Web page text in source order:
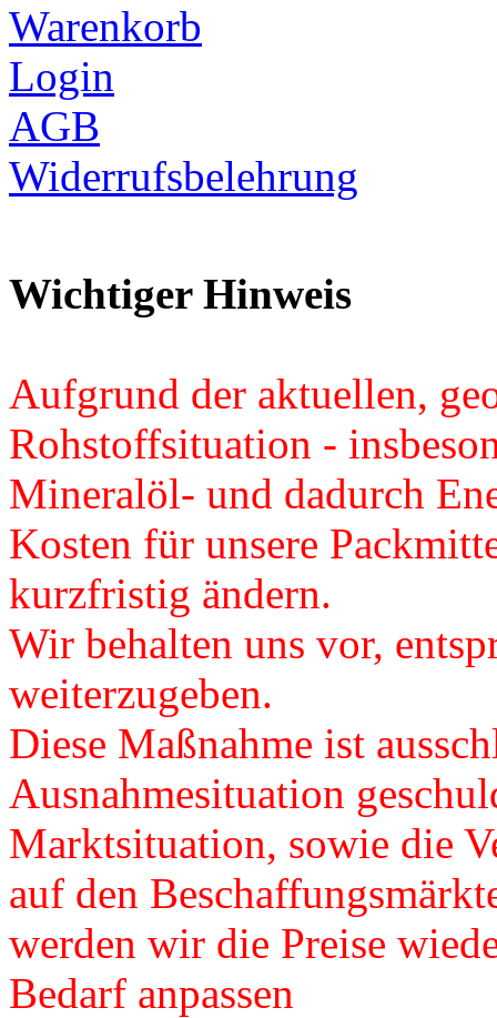
Warenkorb
Login
AGB
Widerrufsbelehrung
Wichtiger Hinweis
Aufgrund der aktuellen,
Rohstoffsituation -
Mineralöl- und dadurch
Kosten für unsere
kurzfristig ändern.
Wir behalten uns vor,
weiterzugeben.
Diese Maßnahme ist
Ausnahmesituation
Marktsituation, sowie die
auf den
werden wir die Preise
Bedarf anpassen